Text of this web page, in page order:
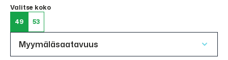
Valitse koko
49
53
Myymäläsaatavuus